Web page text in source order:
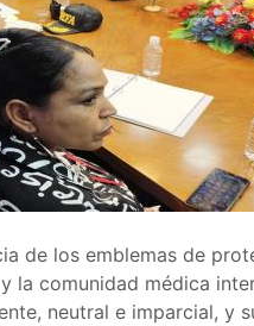
de los emblemas de
la comunidad médica
neutral e imparcial, y